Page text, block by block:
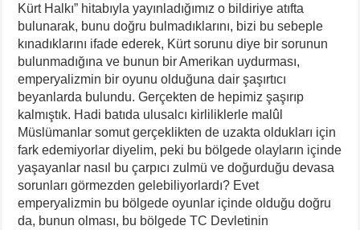
Kürt Halkı” hitabıyla yayınladığımız o bildiriye atıfta
bulunarak, bunu doğru bulmadıklarını, bizi bu sebeple
kınadıklarını ifade ederek, Kürt sorunu diye bir sorunun
bulunmadığına ve bunun bir Amerikan uydurması,
emperyalizmin bir oyunu olduğuna dair şaşırtıcı
beyanlarda bulundu. Gerçekten de hepimiz şaşırıp
kalmıştık. Hadi batıda ulusalcı kirliliklerle malûl
Müslümanlar somut gerçeklikten de uzakta oldukları için
fark edemiyorlar diyelim, peki bu bölgede olayların içinde
yaşayanlar nasıl bu çarpıcı zulmü ve doğurduğu devasa
sorunları görmezden gelebiliyorlardı? Evet
emperyalizmin bu bölgede oyunlar içinde olduğu doğru
da, bunun olması, bu bölgede TC Devletinin